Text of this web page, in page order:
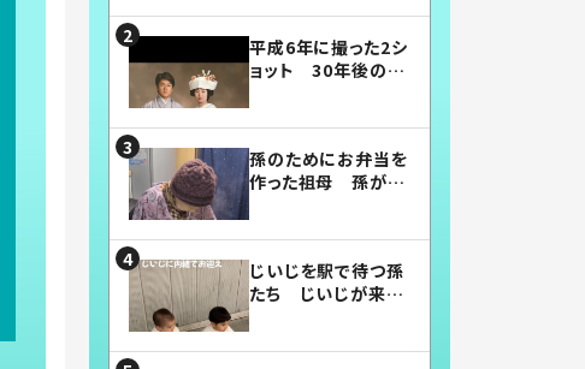
平成6年に撮った2シ
ョット 30年後の姿
孫のためにお弁当を
作った祖母 孫が絶
じいじを駅で待つ孫
たち じいじが来た